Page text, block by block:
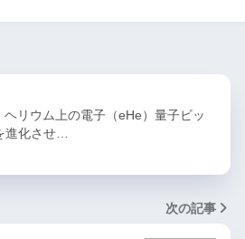
ヘリウム上の電子（eHe）量子ビッ
進化させ…
次の記事